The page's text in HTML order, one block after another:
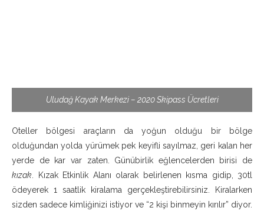
Uludağ Kayak Merkezi – 2020 Skipass Ücretleri
Oteller bölgesi araçların da yoğun olduğu bir bölge
olduğundan yolda yürümek pek keyifli sayılmaz, geri kalan her
yerde de kar var zaten. Günübirlik eğlencelerden birisi de
kızak . Kızak Etkinlik Alanı olarak belirlenen kısma gidip, 30tl
ödeyerek 1 saatlik kiralama gerçekleştirebilirsiniz. Kiralarken
sizden sadece kimliğinizi istiyor ve “2 kişi binmeyin kırılır” diyor.